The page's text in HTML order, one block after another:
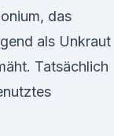
das
als Unkraut
Tatsächlich